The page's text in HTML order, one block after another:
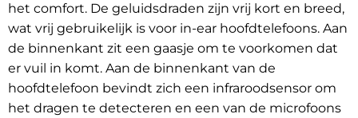
het comfort. De geluidsdraden zijn vrij kort en breed,
wat vrij gebruikelijk is voor in-ear hoofdtelefoons. Aan
de binnenkant zit een gaasje om te voorkomen dat
er vuil in komt. Aan de binnenkant van de
hoofdtelefoon bevindt zich een infraroodsensor om
het dragen te detecteren en een van de microfoons